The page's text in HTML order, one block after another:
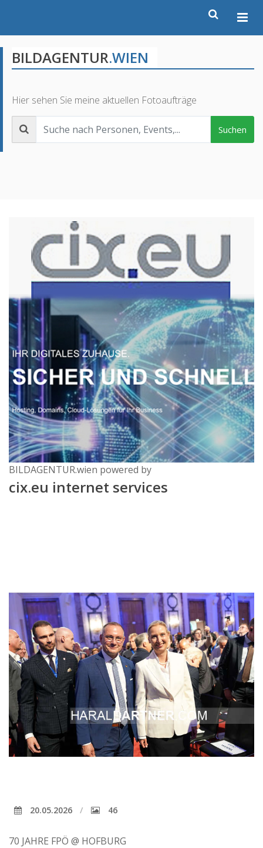
BILDAGENTUR.WIEN
Hier sehen Sie meine aktuellen Fotoaufträge
Suchen
BILDAGENTUR.wien powered by
cix.eu internet services
20.05.2026 46
70 JAHRE FPÖ @ HOFBURG